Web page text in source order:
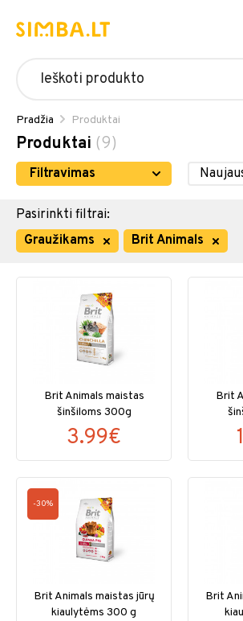
Pradžia Produktai
Produktai (9)
Filtravimas
Pasirinkti filtrai:
Graužikams
Brit Animals
Brit Animals maistas
šinšiloms 300g
3.99€
Brit
-30%
Brit Animals maistas jūrų
kiaulytėms 300 g
Brit